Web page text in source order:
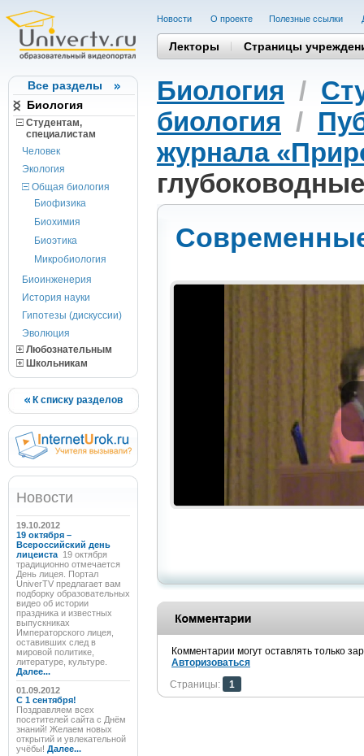
Все разделы
Биология
Студентам,
cпециалистам
Человек
Экология
Общая биология
Биофизика
Биохимия
Биоэтика
Микробиология
Биоинженерия
История науки
Гипотезы (дискуссии)
Эволюция
Любознательным
Школьникам
К списку разделов
Новости
19.10.2012
19 октября –
Всероссийский день
лицеиста 19 октября
традиционно отмечается
День лицея. Портал
UniverTV предлагает вам
подборку образовательных
видео об истории
праздника и известных
выпускниках
Императорского лицея,
оставивших след в
мировой политике,
литературе, культуре.
Далее...
01.09.2012
C 1 сентября!
Поздравляем всех
посетителей сайта с Днём
знаний! Желаем новых
открытий и увлекательной
учёбы! Далее...
Новости О проекте Полезные cсылки
Лекторы Страницы
Биология /
биология /
журнала
Комментарии могут оставлять только
Авторизоваться
Страницы:
1